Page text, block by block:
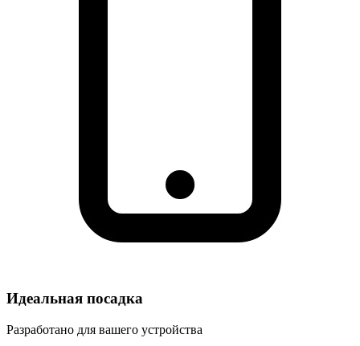
Идеальная посадка
Разработано для вашего устройства